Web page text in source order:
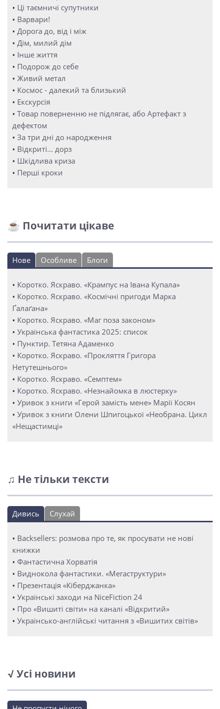
• Ці таємничі супутники
• Варвари!
• Дорога до, від і між
• Дім, милий дім
• Інше життя
• Подорож до себе
• Живий метал
• Космос - далекий та близький
• Екскурсія
• Товар поверненню не підлягає, або Артефакт з
дефектом
• За три дні до народження
• Відкриті… дорз
• Шкідлива криза
• Перші кроки
☕ Почитати цікаве
Нове Особливе Блоги
• Коротко. Яскраво. «Крампус на Івана Купала»
• Коротко. Яскраво. «Космічні пригоди Марка
Ґалаґана»
• Коротко. Яскраво. «Маг поза законом»
• Українська фантастика 2025: список
• Пунктир. Тетяна Адаменко
• Коротко. Яскраво. «Прокляття Григора
Нетутешнього»
• Коротко. Яскраво. «Семптем»
• Коротко. Яскраво. «Незнайомка в люстерку»
• Уривок з книги «Герой замість мене» Марії Косян
• Уривок з книги Олени Шпигоцької «Необрана. Цикл
«Нещастимці»
♫ Не тільки тексти
Дивись Слухай
• Backsellers: розмова про те, як просувати не нові
книжки
• Фантастична Хорватія
• Виднокола фантастики. «Мегаструктури»
• Презентація «Кіберджанка»
• Українські заходи на NiceFiction 24
• Про «Вишиті світи» на каналі «Відкритий»
• Українсько-англійські читання з «Вишитих світів»
√ Усі новини